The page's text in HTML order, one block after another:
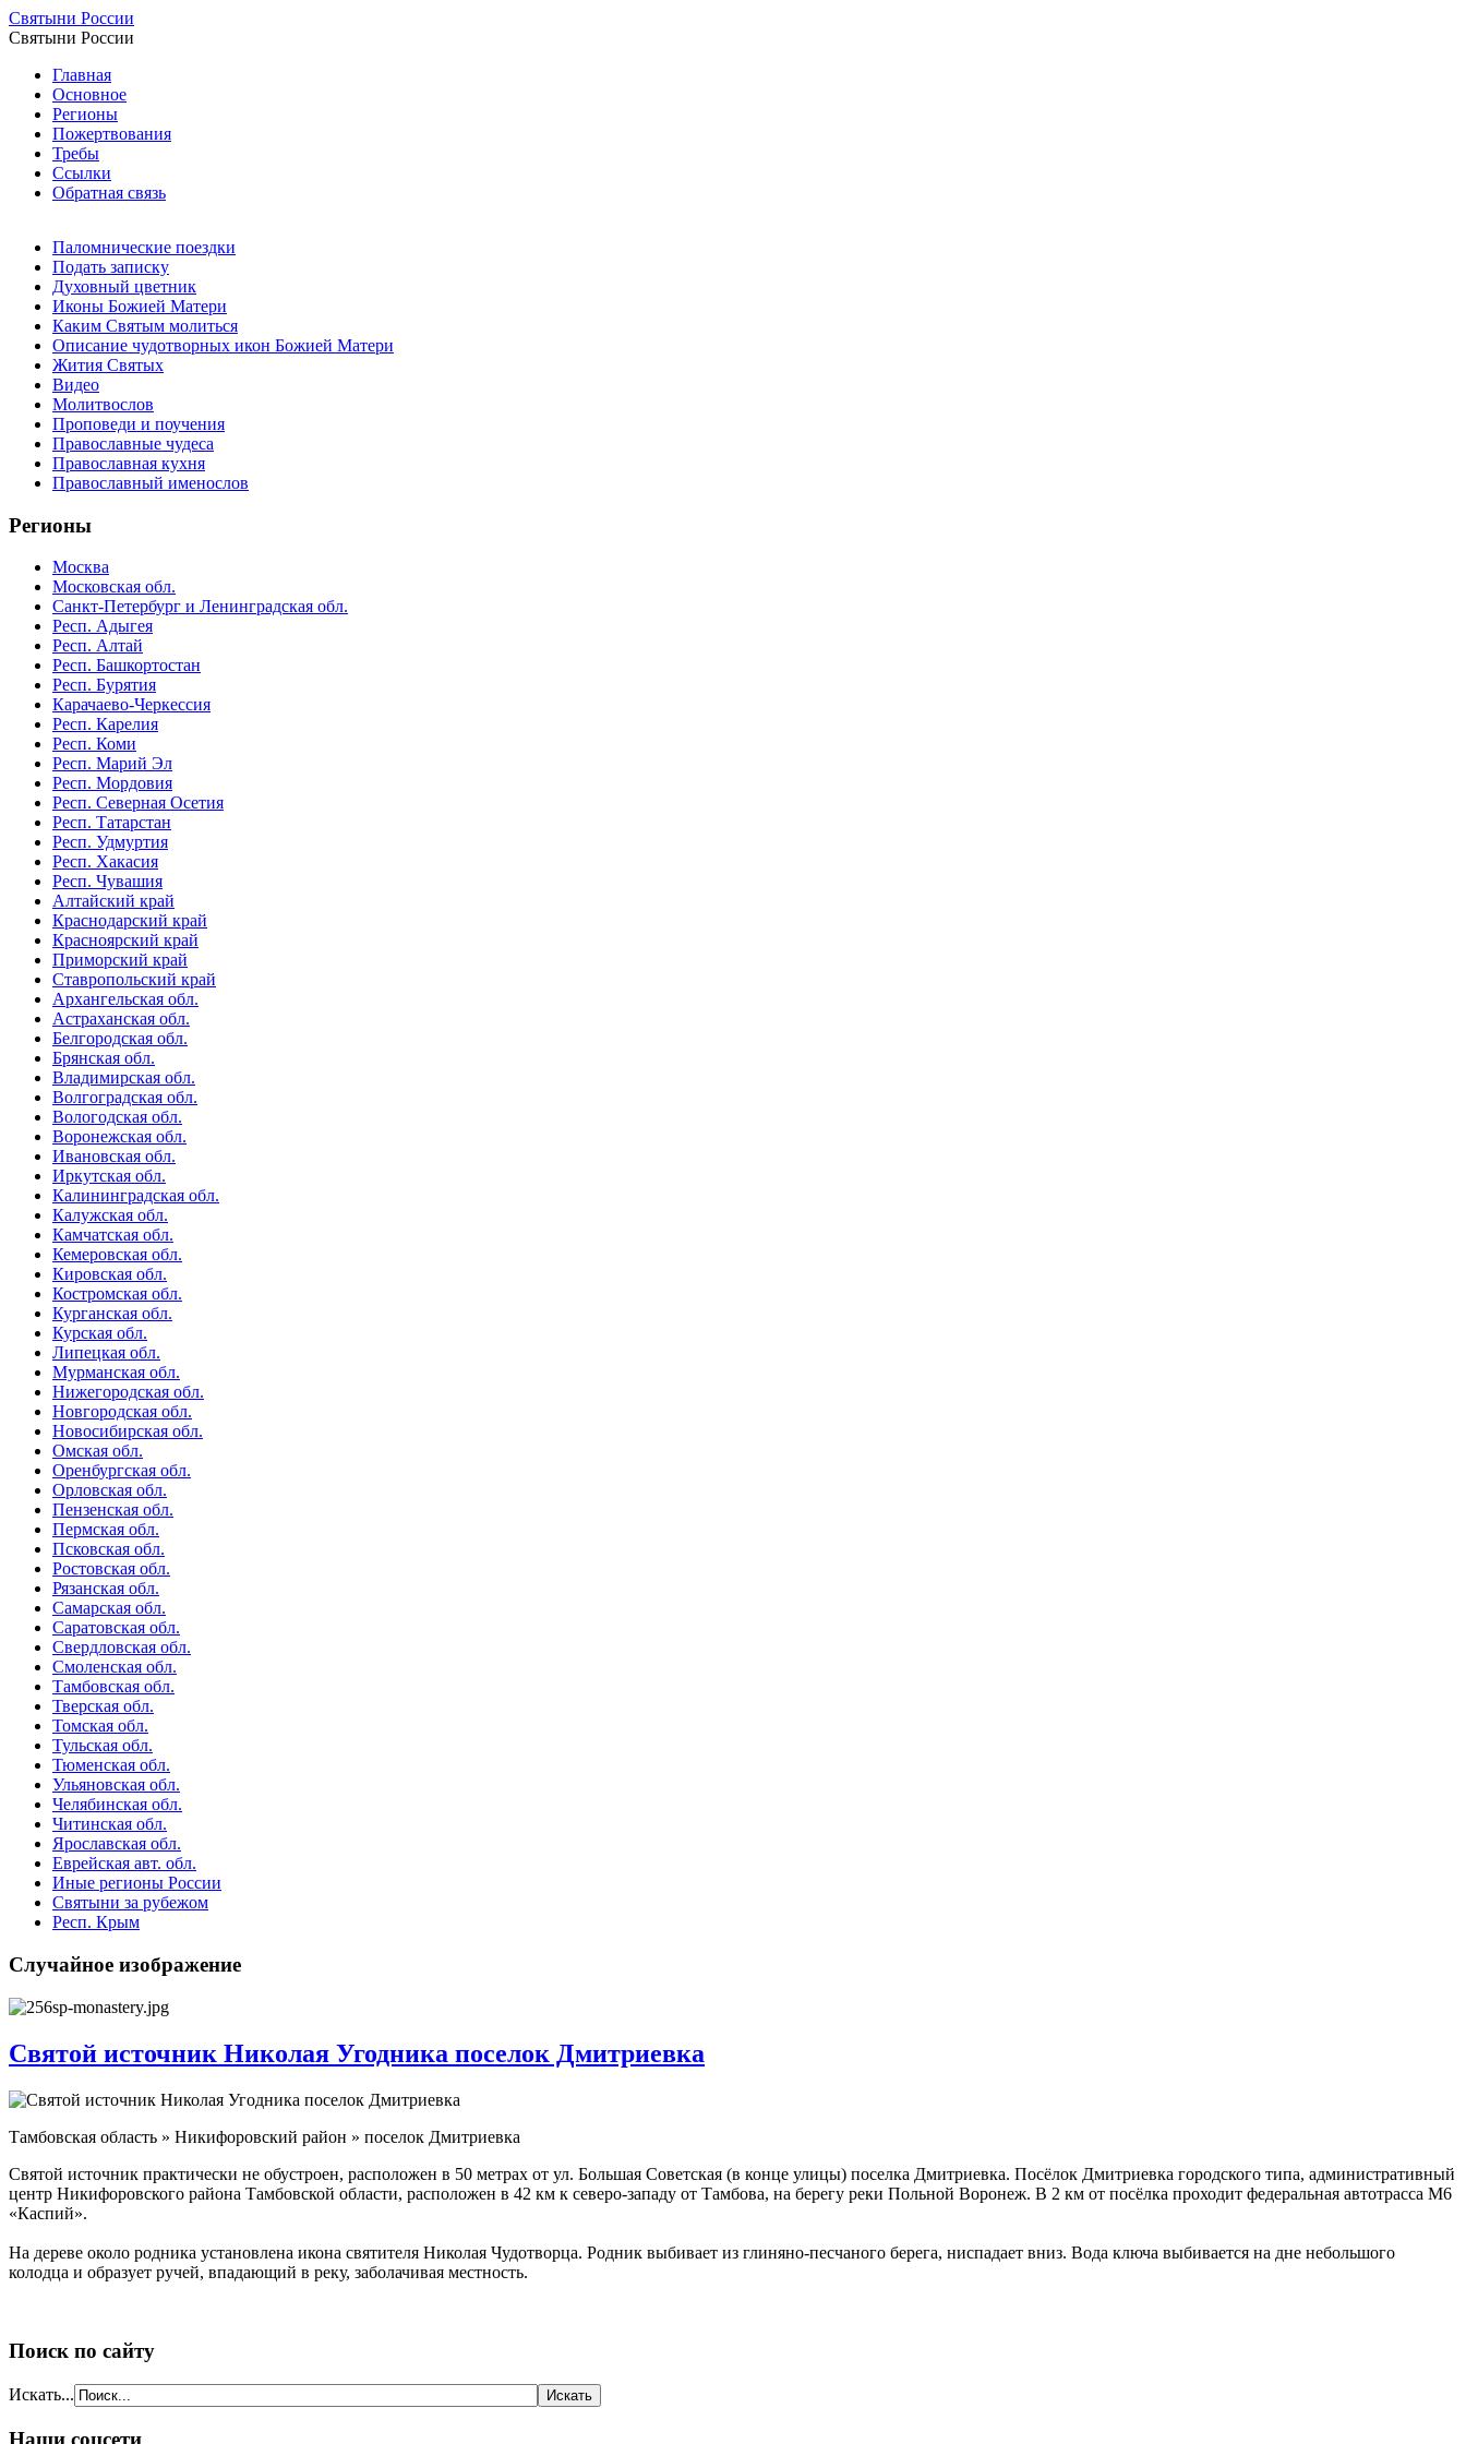
Святыни России
Святыни России
Главная
Основное
Регионы
Пожертвования
Требы
Ссылки
Обратная связь
Паломнические поездки
Подать записку
Духовный цветник
Иконы Божией Матери
Каким Святым молиться
Описание чудотворных икон Божией Матери
Жития Святых
Видео
Молитвослов
Проповеди и поучения
Православные чудеса
Православная кухня
Православный именослов
Регионы
Москва
Московская обл.
Санкт-Петербург и Ленинградская обл.
Респ. Адыгея
Респ. Алтай
Респ. Башкортостан
Респ. Бурятия
Карачаево-Черкессия
Респ. Карелия
Респ. Коми
Респ. Марий Эл
Респ. Мордовия
Респ. Северная Осетия
Респ. Татарстан
Респ. Удмуртия
Респ. Хакасия
Респ. Чувашия
Алтайский край
Краснодарский край
Красноярский край
Приморский край
Ставропольский край
Архангельская обл.
Астраханская обл.
Белгородская обл.
Брянская обл.
Владимирская обл.
Волгоградская обл.
Вологодская обл.
Воронежская обл.
Ивановская обл.
Иркутская обл.
Калининградская обл.
Калужская обл.
Камчатская обл.
Кемеровская обл.
Кировская обл.
Костромская обл.
Курганская обл.
Курская обл.
Липецкая обл.
Мурманская обл.
Нижегородская обл.
Новгородская обл.
Новосибирская обл.
Омская обл.
Оренбургская обл.
Орловская обл.
Пензенская обл.
Пермская обл.
Псковская обл.
Ростовская обл.
Рязанская обл.
Самарская обл.
Саратовская обл.
Свердловская обл.
Смоленская обл.
Тамбовская обл.
Тверская обл.
Томская обл.
Тульская обл.
Тюменская обл.
Ульяновская обл.
Челябинская обл.
Читинская обл.
Ярославская обл.
Еврейская авт. обл.
Иные регионы России
Святыни за рубежом
Респ. Крым
Случайное изображение
Святой источник Николая Угодника поселок Дмитриевка
Тамбовская область » Никифоровский район » поселок Дмитриевка
Святой источник практически не обустроен, расположен в 50 метрах от ул. Большая Советская (в конце улицы) поселка Дмитриевка. Посёлок Дмитриевка городского типа, административный
центр Никифоровского района Тамбовской области, расположен в 42 км к северо-западу от Тамбова, на берегу реки Польной Воронеж. В 2 км от посёлка проходит федеральная автотрасса М6
«Каспий».
На дереве около родника установлена икона святителя Николая Чудотворца. Родник выбивает из глиняно-песчаного берега, ниспадает вниз. Вода ключа выбивается на дне небольшого
колодца и образует ручей, впадающий в реку, заболачивая местность.
Поиск по сайту
Искать...
Наши соцсети